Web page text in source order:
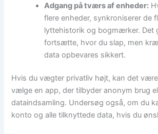
Adgang på tværs af enheder:
flere enheder, synkroniserer de
lyttehistorik og bogmærker. Det
fortsætte, hvor du slap, men
data opbevares sikkert.
Hvis du vægter privatliv højt, kan det
vælge en app, der tilbyder anonym brug
dataindsamling. Undersøg også, om du
konto og alle tilknyttede data, hvis du